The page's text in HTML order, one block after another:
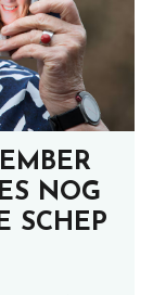
NOG
SCHEP